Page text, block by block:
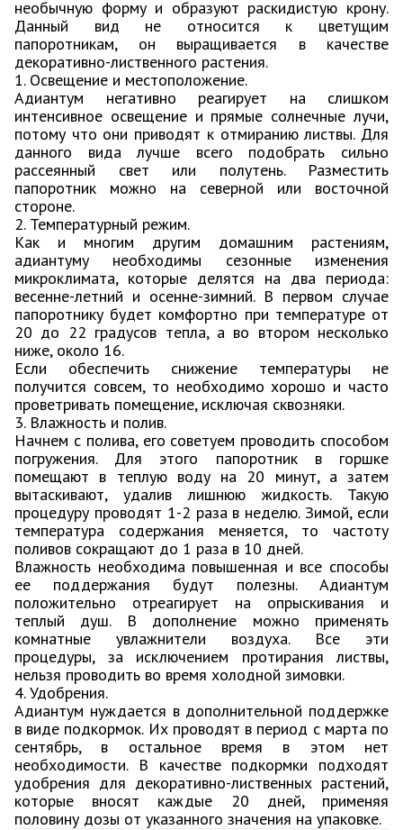
необычную форму и образуют раскидистую крону.
Данный вид не относится к цветущим
папоротникам, он выращивается в качестве
декоративно-лиственного растения.
1. Освещение и местоположение.
Адиантум негативно реагирует на слишком
интенсивное освещение и прямые солнечные лучи,
потому что они приводят к отмиранию листвы. Для
данного вида лучше всего подобрать сильно
рассеянный свет или полутень. Разместить
папоротник можно на северной или восточной
стороне.
2. Температурный режим.
Как и многим другим домашним растениям,
адиантуму необходимы сезонные изменения
микроклимата, которые делятся на два периода:
весенне-летний и осенне-зимний. В первом случае
папоротнику будет комфортно при температуре от
20 до 22 градусов тепла, а во втором несколько
ниже, около 16.
Если обеспечить снижение температуры не
получится совсем, то необходимо хорошо и часто
проветривать помещение, исключая сквозняки.
3. Влажность и полив.
Начнем с полива, его советуем проводить способом
погружения. Для этого папоротник в горшке
помещают в теплую воду на 20 минут, а затем
вытаскивают, удалив лишнюю жидкость. Такую
процедуру проводят 1-2 раза в неделю. Зимой, если
температура содержания меняется, то частоту
поливов сокращают до 1 раза в 10 дней.
Влажность необходима повышенная и все способы
ее поддержания будут полезны. Адиантум
положительно отреагирует на опрыскивания и
теплый душ. В дополнение можно применять
комнатные увлажнители воздуха. Все эти
процедуры, за исключением протирания листвы,
нельзя проводить во время холодной зимовки.
4. Удобрения.
Адиантум нуждается в дополнительной поддержке
в виде подкормок. Их проводят в период с марта по
сентябрь, в остальное время в этом нет
необходимости. В качестве подкормки подходят
удобрения для декоративно-лиственных растений,
которые вносят каждые 20 дней, применяя
половину дозы от указанного значения на упаковке.